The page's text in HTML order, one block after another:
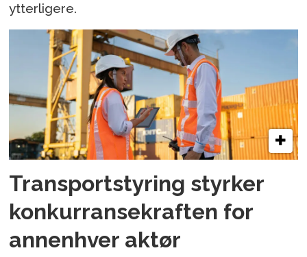
ytterligere.
Transportstyring styrker
konkurransekraften for
annenhver aktør